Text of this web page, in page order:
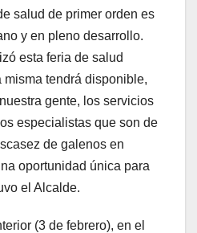
salud de primer orden es
y en pleno desarrollo.
esta feria de salud
tendrá disponible,
gente, los servicios
especialistas que son de
de galenos en
oportunidad única para
el Alcalde.
(3 de febrero), en el